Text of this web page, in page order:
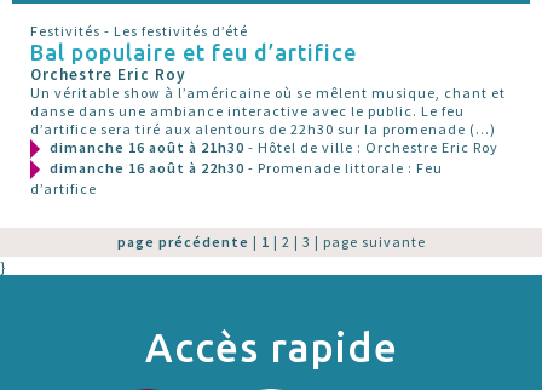
Festivités - Les festivités d’été
Bal populaire et feu d’artifice
Orchestre Eric Roy
Un véritable show à l’américaine où se mêlent musique, chant et
danse dans une ambiance interactive avec le public. Le feu
d’artifice sera tiré aux alentours de 22h30 sur la promenade (…)
dimanche 16 août à 21h30 - Hôtel de ville : Orchestre Eric Roy
dimanche 16 août à 22h30 - Promenade littorale : Feu
d’artifice
page précédente | 1 | 2 | 3 | page suivante
}
Accès rapide